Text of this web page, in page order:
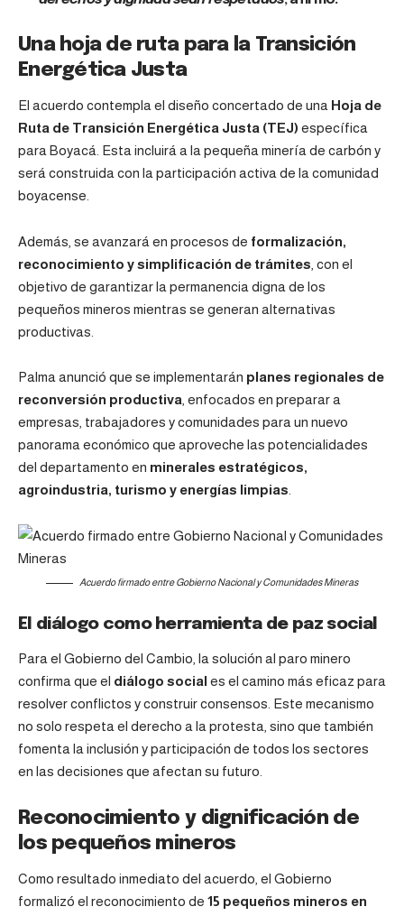
Una hoja de ruta para la Transición
Energética Justa
El acuerdo contempla el diseño concertado de una Hoja de
Ruta de Transición Energética Justa (TEJ) específica
para Boyacá. Esta incluirá a la pequeña minería de carbón y
será construida con la participación activa de la comunidad
boyacense.
Además, se avanzará en procesos de formalización,
reconocimiento y simplificación de trámites , con el
objetivo de garantizar la permanencia digna de los
pequeños mineros mientras se generan alternativas
productivas.
Palma anunció que se implementarán planes regionales de
reconversión productiva , enfocados en preparar a
empresas, trabajadores y comunidades para un nuevo
panorama económico que aproveche las potencialidades
del departamento en minerales estratégicos,
agroindustria, turismo y energías limpias
Acuerdo firmado entre Gobierno Nacional y Comunidades Mineras
El diálogo como herramienta de paz social
Para el Gobierno del Cambio, la solución al paro minero
confirma que el diálogo social es el camino más eficaz para
resolver conflictos y construir consensos. Este mecanismo
no solo respeta el derecho a la protesta, sino que también
fomenta la inclusión y participación de todos los sectores
en las decisiones que afectan su futuro.
Reconocimiento y dignificación de
los pequeños mineros
Como resultado inmediato del acuerdo, el Gobierno
formalizó el reconocimiento de 15 pequeños mineros en